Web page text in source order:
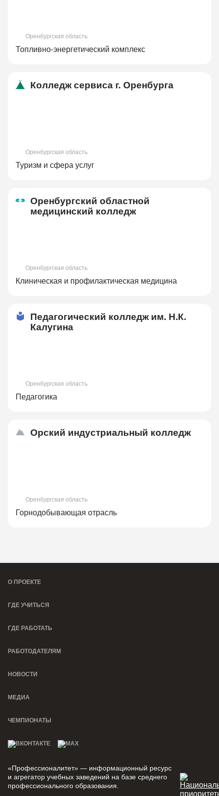
Оренбургская область
Топливно-энергетический комплекс
Колледж сервиса г. Оренбурга
Оренбургская область
Туризм и сфера услуг
Оренбургский областной
медицинский колледж
Оренбургская область
Клиническая и профилактическая медицина
Педагогический колледж им. Н.К.
Калугина
Оренбургская область
Педагогика
Орский индустриальный колледж
Оренбургская область
Горнодобывающая отрасль
О ПРОЕКТЕ
ГДЕ УЧИТЬСЯ
ГДЕ РАБОТАТЬ
РАБОТОДАТЕЛЯМ
НОВОСТИ
МЕДИА
ЧЕМПИОНАТЫ
«Профессионалитет» — информационный ресурс
и агрегатор учебных заведений на базе среднего
профессионального образования.